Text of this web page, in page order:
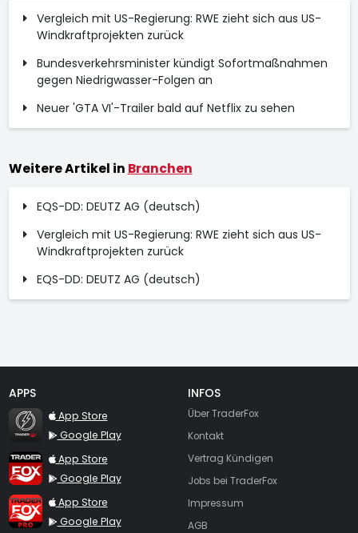
Vergleich mit US-Regierung: RWE zieht sich aus US-
Windkraftprojekten zurück
Bundesverkehrsminister kündigt Sofortmaßnahmen
gegen Niedrigwasser-Folgen an
Neuer 'GTA VI'-Trailer bald auf Netflix zu sehen
Weitere Artikel in Branchen
EQS-DD: DEUTZ AG (deutsch)
Vergleich mit US-Regierung: RWE zieht sich aus US-
Windkraftprojekten zurück
EQS-DD: DEUTZ AG (deutsch)
APPS
TraderFox Flash
App Store
Google Play
TraderFox App
App Store
Google Play
TraderFox Pro
App Store
Google Play
INFOS
Über TraderFox
Kontakt
Vertrag Kündigen
Jobs bei TraderFox
Impressum
AGB